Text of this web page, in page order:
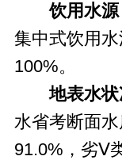
饮用水源
集中式饮用
100%。
地表水状
水省考断面
91.0%，劣Ⅴ